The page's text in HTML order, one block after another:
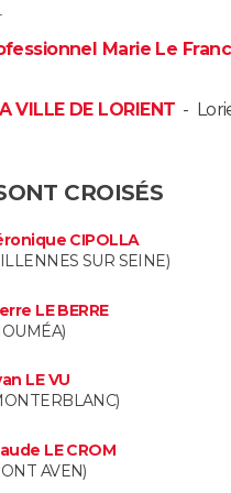
TV
Marie Le Franc
VILLE DE LORIENT -
CROISÉS
CIPOLLA
SUR SEINE)
LE BERRE
LE VU
LE CROM
AVEN)